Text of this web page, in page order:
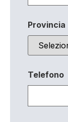
Provincia
Telefono